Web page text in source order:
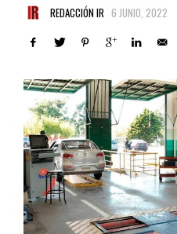
REDACCIÓN IR 6 JUNIO, 2022